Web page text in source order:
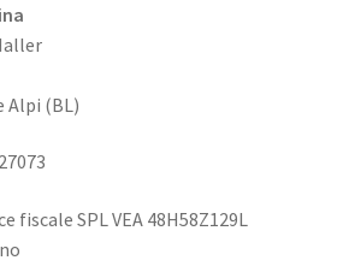
/ Condizioni
e privacy
/ Empreinte / Impronta
Alpi (BL)
fiscale SPL VEA 48H58Z129L